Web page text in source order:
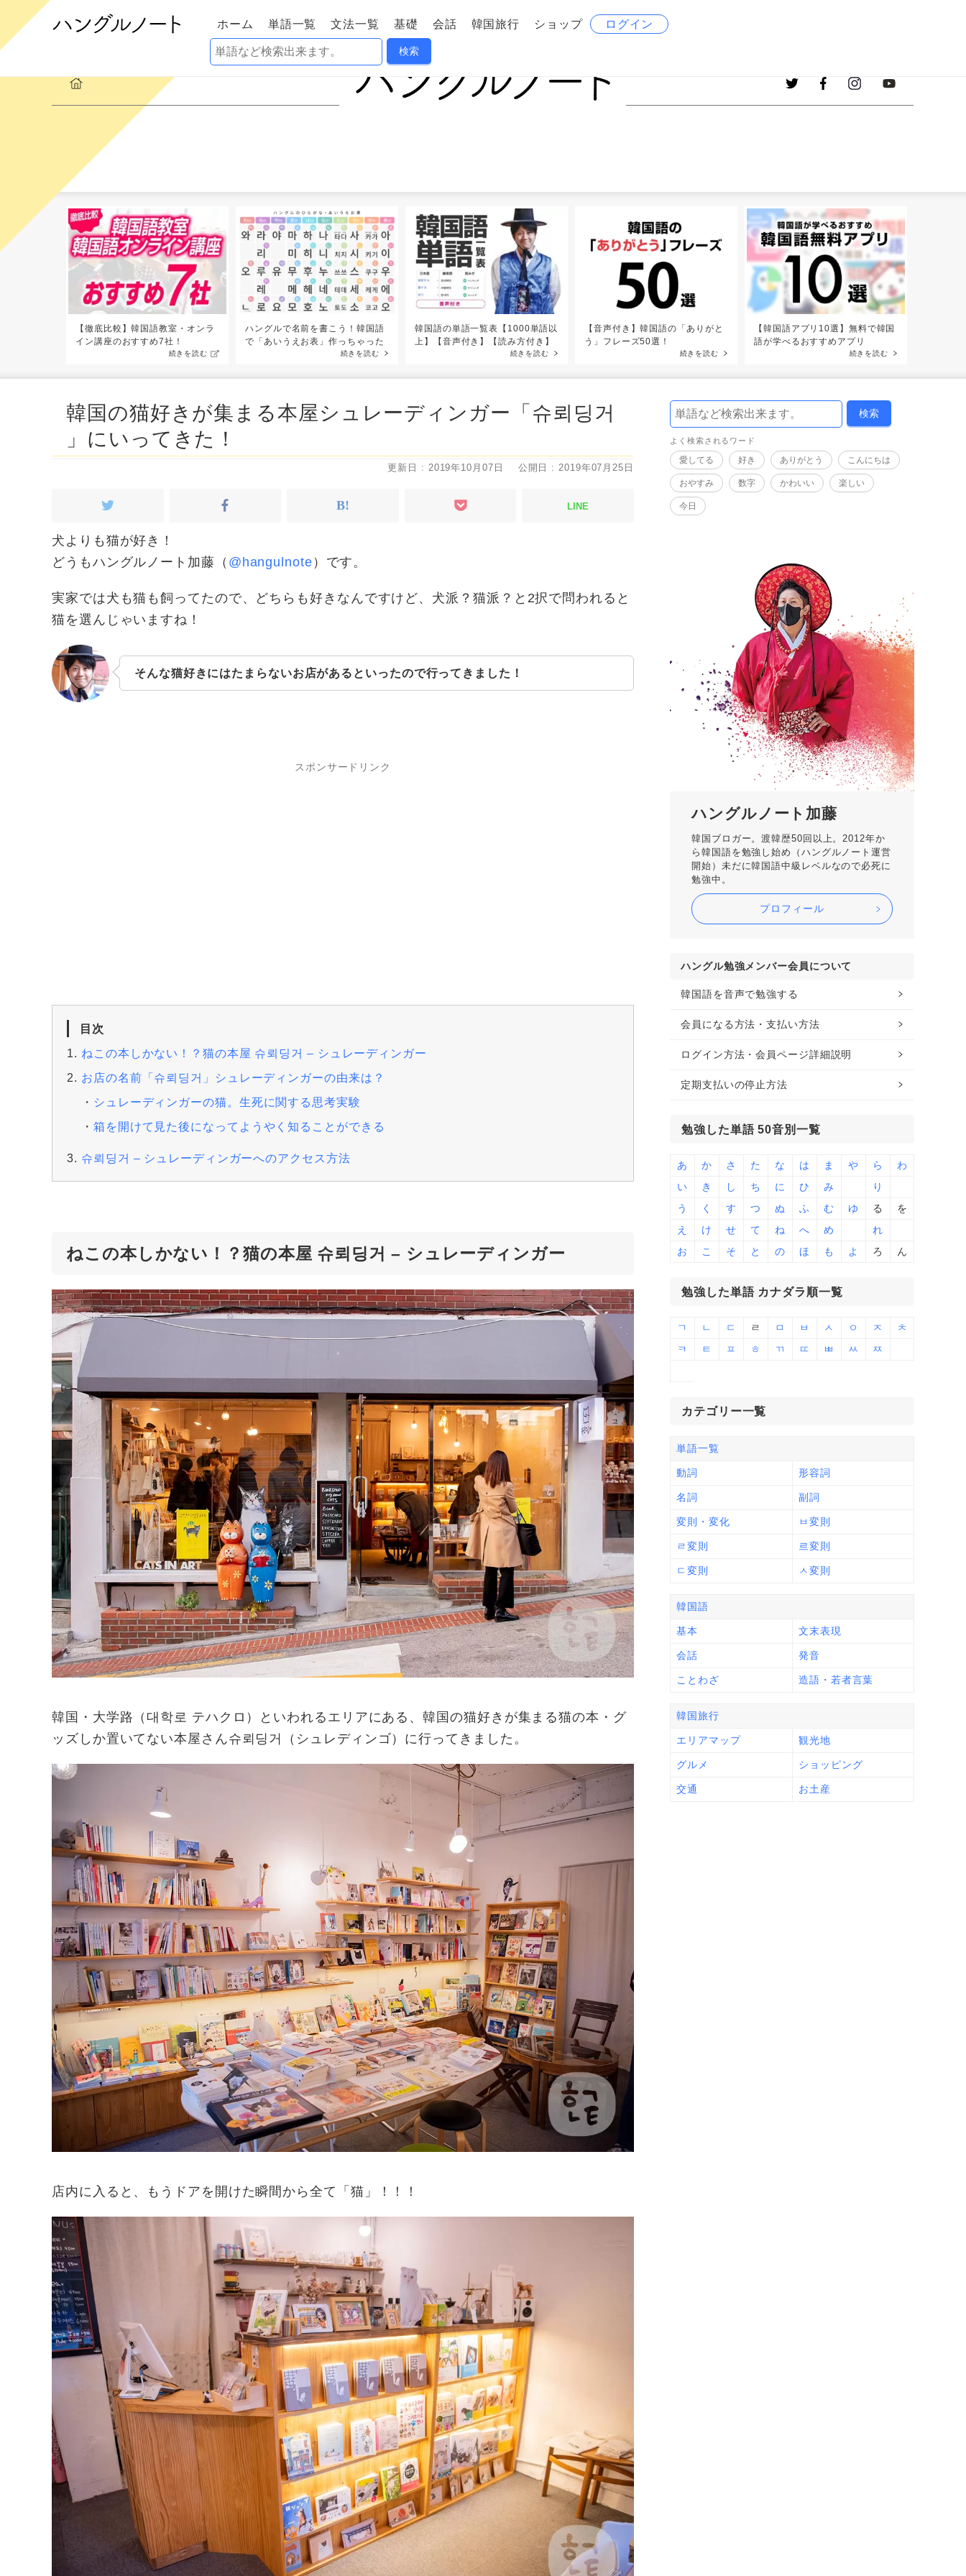
ホーム 単語一覧 文法一覧 基礎 会話 韓国旅行 ショップ ログイン
【徹底比較】韓国語教室・オンラ
イン講座のおすすめ7社！
続きを読む
ハングルで名前を書こう！韓国語
で「あいうえお表」作っちゃった
続きを読む
韓国語の単語一覧表【1000単語以
上】【音声付き】【読み方付き】
続きを読む
【音声付き】韓国語の「ありがと
う」フレーズ50選！
続きを読む
【韓国語アプリ10選】無料で韓国
語が学べるおすすめアプリ
続きを読む
韓国の猫好きが集まる本屋シュレーディンガー「슈뢰딩거
」にいってきた！
公開日 : 2019年07月25日
更新日 : 2019年10月07日
LINE
犬よりも猫が好き！
どうもハングルノート加藤（ @hangulnote ）です。
実家では犬も猫も飼ってたので、どちらも好きなんですけど、犬派？猫派？と2択で問われると
猫を選んじゃいますね！
そんな猫好きにはたまらないお店があるといったので行ってきました！
スポンサードリンク
目次
ねこの本しかない！？猫の本屋 슈뢰딩거 – シュレーディンガー
お店の名前「슈뢰딩거」シュレーディンガーの由来は？
シュレーディンガーの猫。生死に関する思考実験
箱を開けて見た後になってようやく知ることができる
슈뢰딩거 – シュレーディンガーへのアクセス方法
ねこの本しかない！？猫の本屋 슈뢰딩거 – シュレーディンガー
韓国・大学路（대학로 テハクロ）といわれるエリアにある、韓国の猫好きが集まる猫の本・グ
ッズしか置いてない本屋さん슈뢰딩거（シュレディンゴ）に行ってきました。
店内に入ると、もうドアを開けた瞬間から全て「猫」！！！
よく検索されるワード
愛してる 好き ありがとう こんにちは
おやすみ 数字 かわいい 楽しい
今日
ハングルノート加藤
韓国ブロガー。渡韓歴50回以上。2012年か
ら韓国語を勉強し始め（ハングルノート運営
開始）未だに韓国語中級レベルなので必死に
勉強中。
プロフィール
ハングル勉強メンバー会員について
韓国語を音声で勉強する
会員になる方法・支払い方法
ログイン方法・会員ページ詳細説明
定期支払いの停止方法
勉強した単語 50音別一覧
あ か さ た な は ま や ら
わ
い
き し ち に ひ み
り
う
く す つ ぬ ふ む ゆ る
を
え
け せ て ね へ め
れ
お
こ そ と の ほ も よ ろ ん
勉強した単語 カナダラ順一覧
ㄱ ㄴ ㄷ ㄹ ㅁ ㅂ ㅅ ㅇ ㅈ
ㅊ
ㅋ
ㅌ ㅍ ㅎ ㄲ ㄸ ㅃ ㅆ ㅉ
カテゴリー一覧
単語一覧
動詞 形容詞
名詞 副詞
変則・変化 ㅂ変則
ㄹ変則 르変則
ㄷ変則 ㅅ変則
韓国語
基本 文末表現
会話 発音
ことわざ 造語・若者言葉
韓国旅行
エリアマップ 観光地
グルメ ショッピング
交通 お土産